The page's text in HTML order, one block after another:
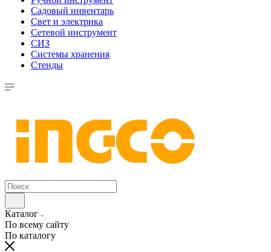
Садовый инвентарь
Свет и электрика
Сетевой инструмент
СИЗ
Системы хранения
Стенды
Каталог
По всему сайту
По каталогу